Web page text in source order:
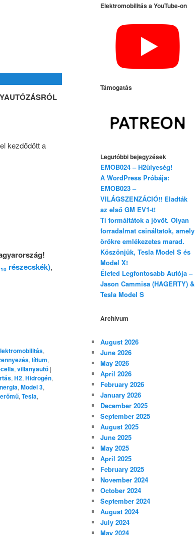
kezdődött a
10részecskék),
,
, lítium,
, villanyautó |
, H2, Hidrogén,
, Model 3,
, Tesla,
Elektromobilitás a YouTube-on
Támogatás
Legutóbbi bejegyzések
EMOB024 – H2ülyeség!
A WordPress Próbája:
EMOB023 –
VILÁGSZENZÁCIÓ!! Eladták
az első GM EV1-t!
Ti formáltátok a jövőt. Olyan
forradalmat csináltatok, amely
örökre emlékezetes marad.
Köszönjük, Tesla Model S és
Model X!
Életed Legfontosabb Autója –
Jason Cammisa (HAGERTY) &
Tesla Model S
Archívum
August 2026
June 2026
May 2026
April 2026
February 2026
January 2026
December 2025
September 2025
August 2025
June 2025
May 2025
April 2025
February 2025
November 2024
October 2024
September 2024
August 2024
July 2024
May 2024